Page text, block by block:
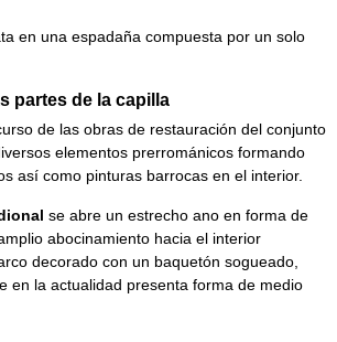
en una espadaña compuesta por un solo
partes de la capilla
de las obras de restauración del conjunto
elementos prerrománicos formando
así como pinturas barrocas en el interior.
se abre un estrecho ano en forma de
abocinamiento hacia el interior
decorado con un baquetón sogueado,
en la actualidad presenta forma de medio